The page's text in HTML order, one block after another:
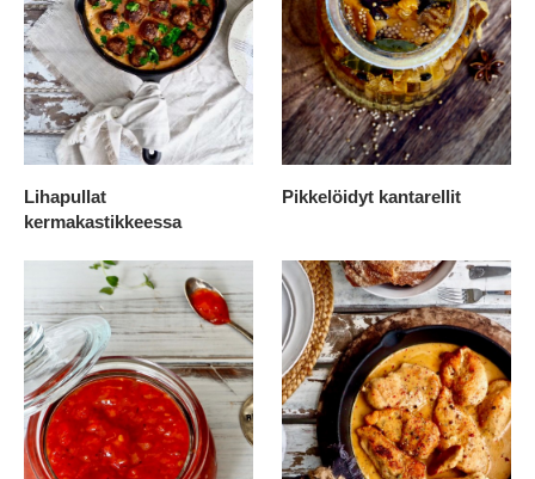
Lihapullat
kermakastikkeessa
Pikkelöidyt kantarellit